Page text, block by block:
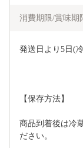
消費期限/賞味期
発送日より5日(
【保存方法】
商品到着後は冷
ださい。